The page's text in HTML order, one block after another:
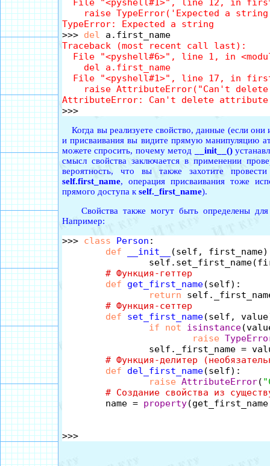
File "<pyshell#1>", line 12, in
raise TypeError('Expected a
TypeError: Expected a string
>>> del
a.first_name
Traceback (most recent call last):
File "<pyshell#6>", line 1, in
    del a.first_name
File "<pyshell#1>", line 17, in
raise AttributeError("Can't
AttributeError: Can't delete attribute
Когда вы реализуете свойство, данные (если
и присваивания вы видите прямую манипуляцию
можете спросить, почему метод
__init__()
смысл свойства заключается в применении
вероятность, что вы также захотите
self.first_name, операция присваивания тоже
прямого доступа к self._first_name).
Свойства также могут быть определены для
Например:
>>> class Person :
def
__init__
(self,
# Функция-геттер
def
get_first_name(self):
return
# Функция-сеттер
def
set_first_name(self,
if
not isinstance
raise
# Функция-делитер
def
del_first_name(self):
raise AttributeError(
# Создание свойства из
	name =
property
>>>